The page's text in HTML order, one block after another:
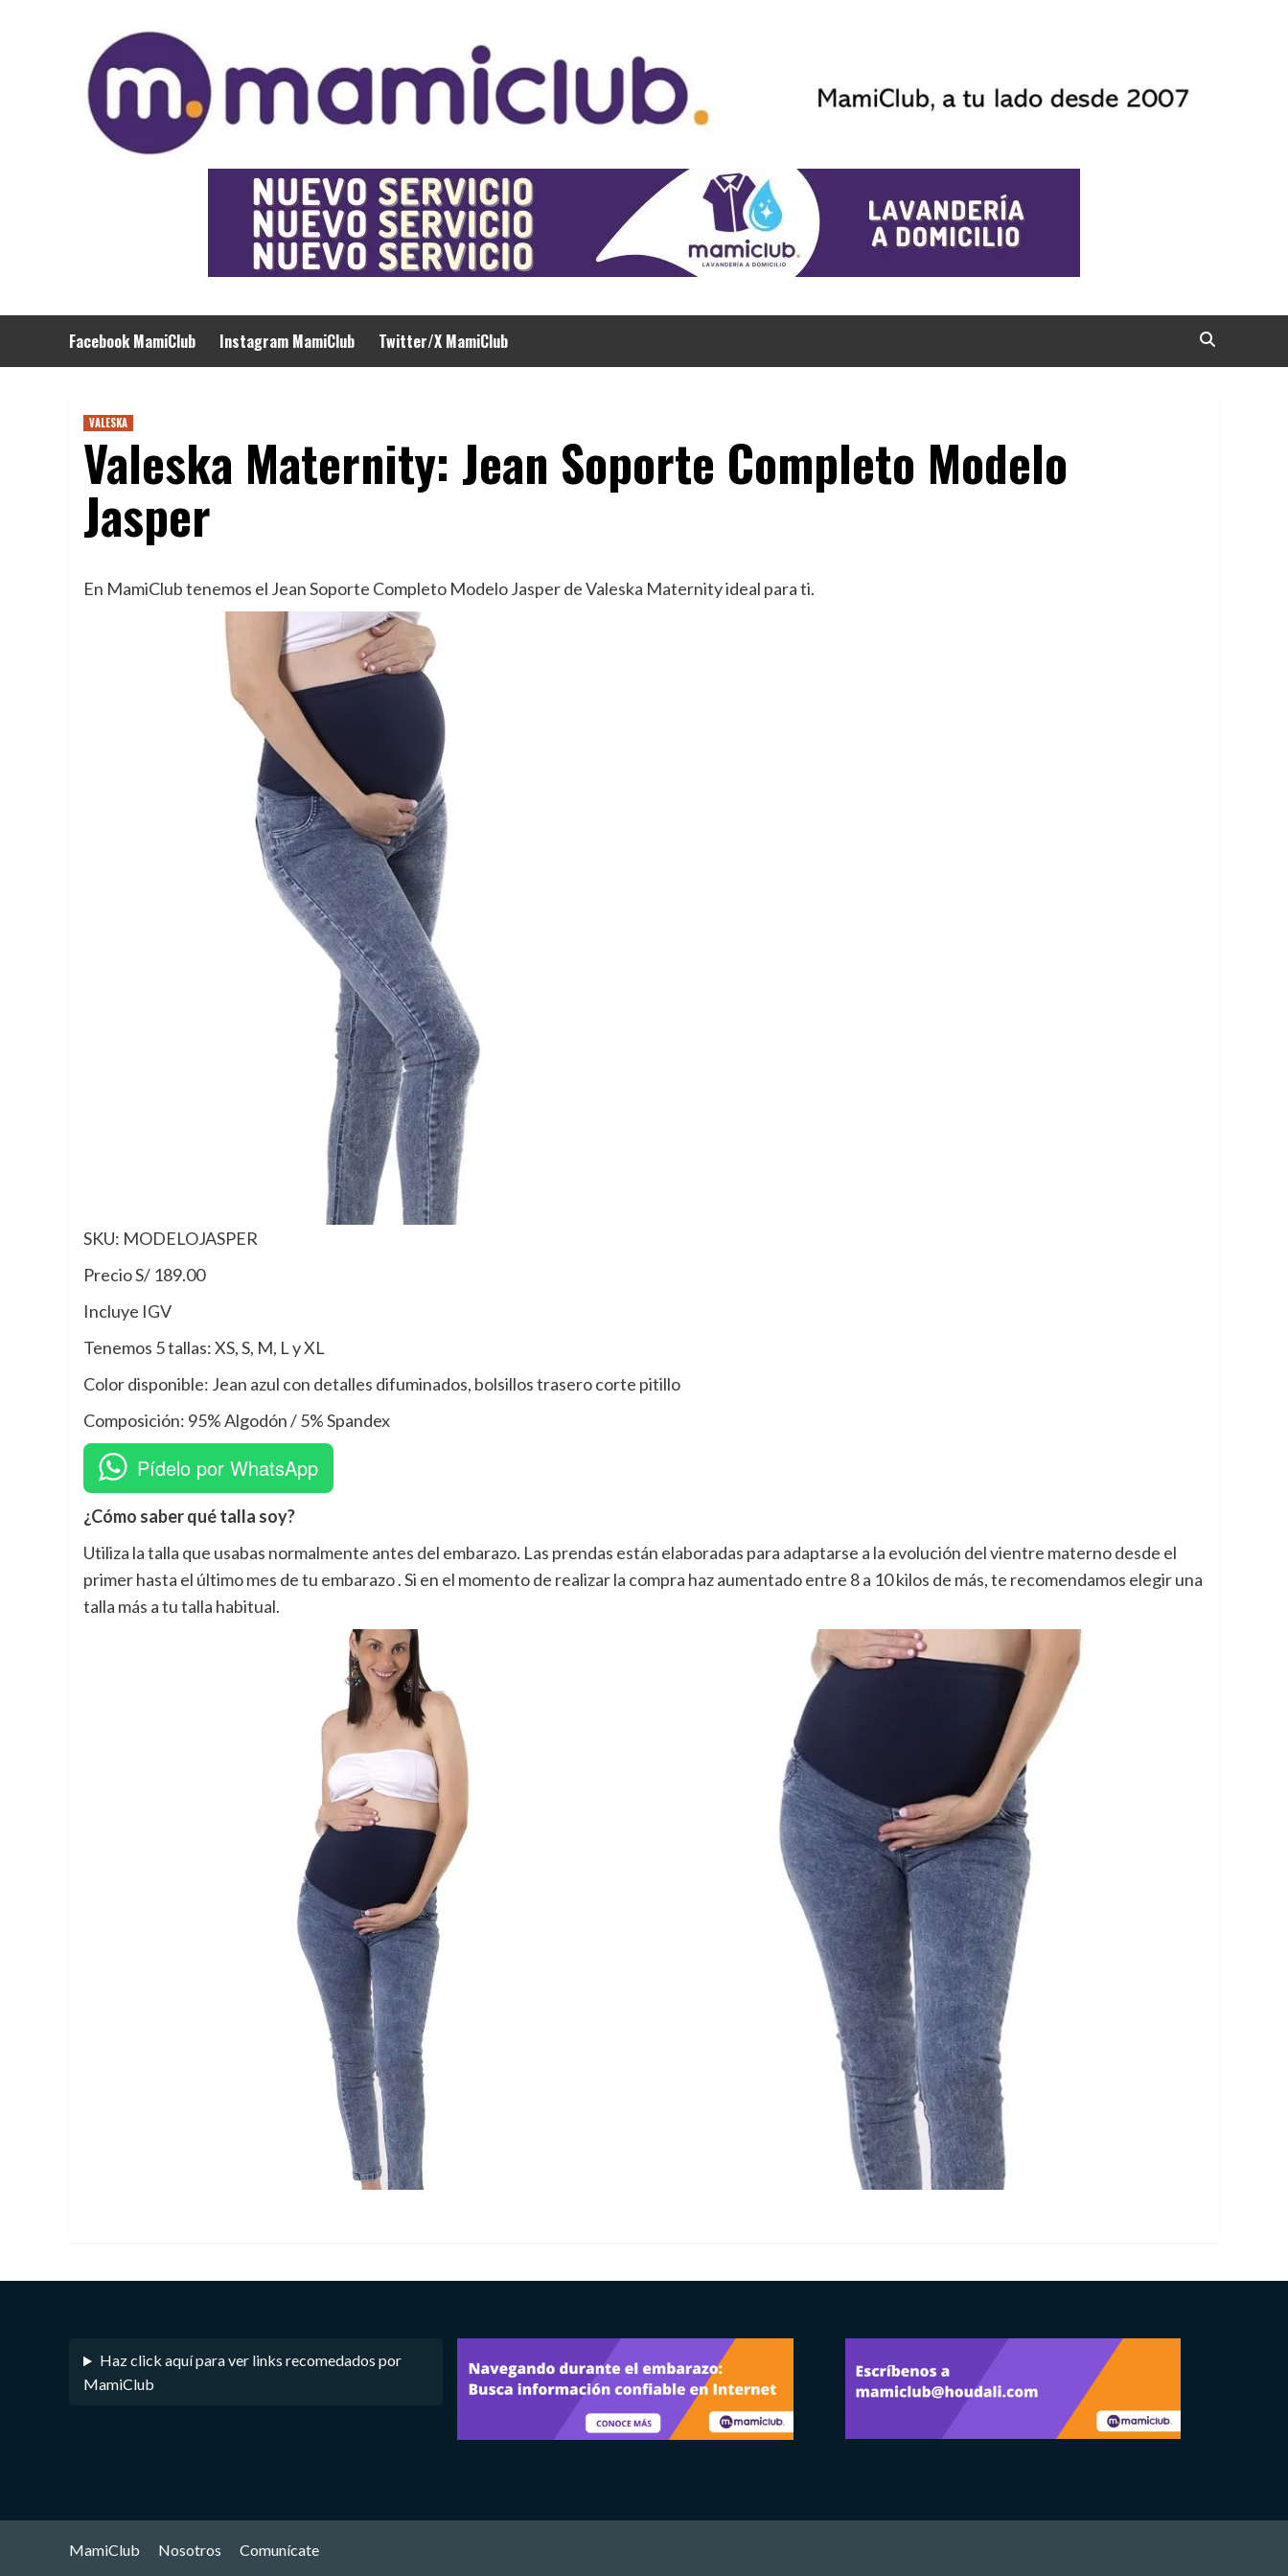
Facebook MamiClub Instagram MamiClub Twitter/X MamiClub
VALESKA
Valeska Maternity: Jean Soporte Completo Modelo
Jasper
En MamiClub tenemos el Jean Soporte Completo Modelo Jasper de Valeska Maternity ideal para ti.
SKU: MODELOJASPER
Precio S/ 189.00
Incluye IGV
Tenemos 5 tallas: XS, S, M, L y XL
Color disponible: Jean azul con detalles difuminados, bolsillos trasero corte pitillo
Composición: 95% Algodón / 5% Spandex
Pídelo por WhatsApp
¿Cómo saber qué talla soy?
Utiliza la talla que usabas normalmente antes del embarazo. Las prendas están elaboradas para adaptarse a la evolución del vientre materno desde el
primer hasta el último mes de tu embarazo . Si en el momento de realizar la compra haz aumentado entre 8 a 10 kilos de más, te recomendamos elegir una
talla más a tu talla habitual.
Haz click aquí para ver links recomedados por
MamiClub
MamiClub Nosotros Comunícate